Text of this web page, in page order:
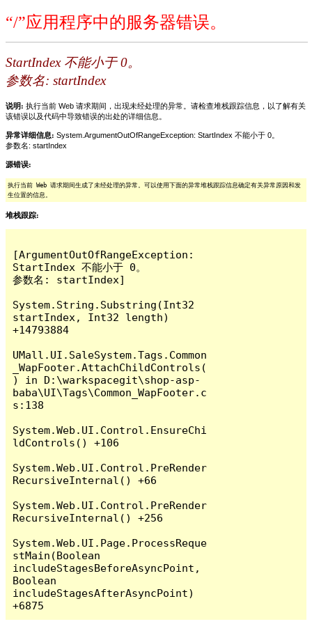
“/”应用程序中的服务器错误。
StartIndex 不能小于 0。
参数名: startIndex
说明: 执行当前 Web 请求期间，出现未经处理的异常。请检查堆栈跟踪信息，以了解有关
该错误以及代码中导致错误的出处的详细信息。
异常详细信息: System.ArgumentOutOfRangeException: StartIndex 不能小于 0。
参数名: startIndex
源错误:
执行当前 Web 请求期间生成了未经处理的异常。可以使用下面的异常堆栈跟踪信息确定有关异常原因和发
生位置的信息。
堆栈跟踪:
[ArgumentOutOfRangeException:
StartIndex 不能小于 0。
参数名: startIndex]
System.String.Substring(Int32
startIndex, Int32 length)
+14793884
UMall.UI.SaleSystem.Tags.Common
_WapFooter.AttachChildControls(
) in D:\warkspacegit\shop-asp-
baba\UI\Tags\Common_WapFooter.c
s:138
System.Web.UI.Control.EnsureChi
ldControls() +106
System.Web.UI.Control.PreRender
RecursiveInternal() +66
System.Web.UI.Control.PreRender
RecursiveInternal() +256
System.Web.UI.Page.ProcessReque
stMain(Boolean
includeStagesBeforeAsyncPoint,
Boolean
includeStagesAfterAsyncPoint)